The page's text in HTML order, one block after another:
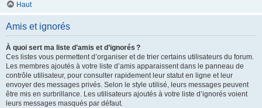
Haut
Amis et ignorés
À quoi sert ma liste d’amis et d’ignorés ?
Ces listes vous permettent d’organiser et de trier certains utilisateurs du forum.
Les membres ajoutés à votre liste d’amis apparaissent dans le panneau de
contrôle utilisateur, pour consulter rapidement leur statut en ligne et leur
envoyer des messages privés. Selon le style utilisé, leurs messages peuvent
être mis en surbrillance. Les utilisateurs ajoutés à votre liste d’ignorés voient
leurs messages masqués par défaut.